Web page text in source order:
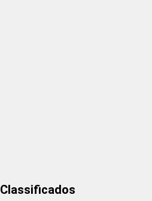
Classificados